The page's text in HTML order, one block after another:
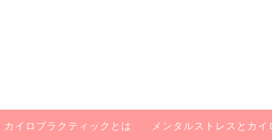
カイロプラクティックとは メンタルストレスとカ